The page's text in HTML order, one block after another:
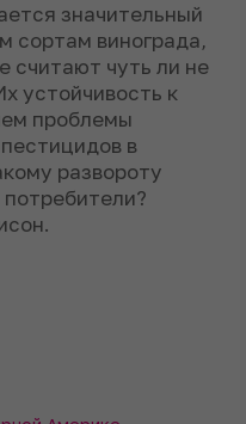
значительный
сортам винограда,
считают чуть ли не
устойчивость к
проблемы
в
развороту